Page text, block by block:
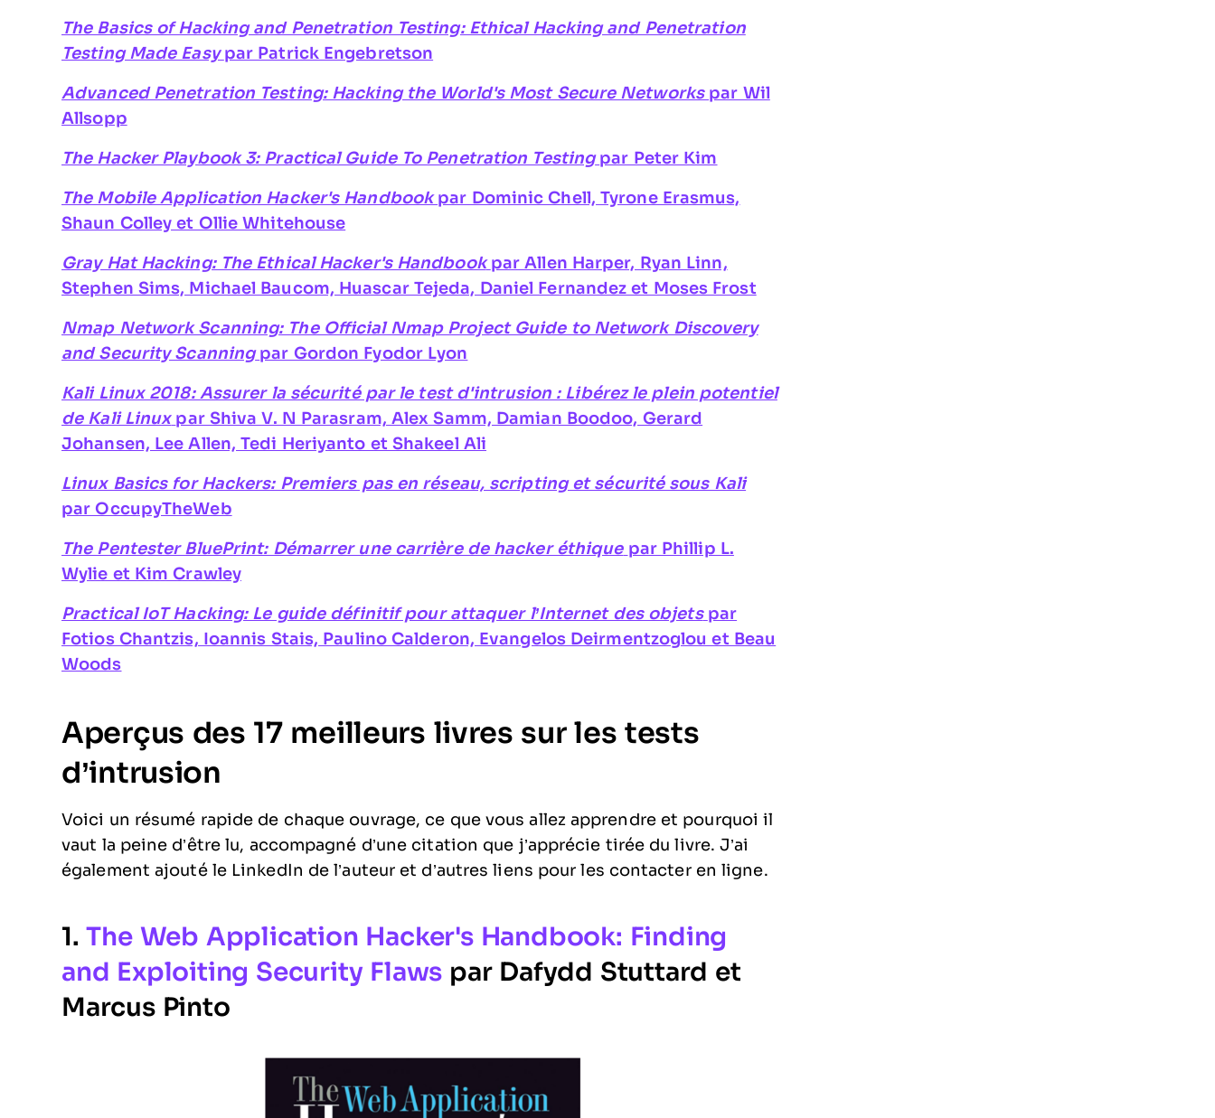
The Basics of Hacking and Penetration Testing: Ethical Hacking and Penetration
Testing Made Easy par Patrick Engebretson
Advanced Penetration Testing: Hacking the World's Most Secure Networks par Wil
Allsopp
The Hacker Playbook 3: Practical Guide To Penetration Testing par Peter Kim
The Mobile Application Hacker's Handbook par Dominic Chell, Tyrone Erasmus,
Shaun Colley et Ollie Whitehouse
Gray Hat Hacking: The Ethical Hacker's Handbook par Allen Harper, Ryan Linn,
Stephen Sims, Michael Baucom, Huascar Tejeda, Daniel Fernandez et Moses Frost
Nmap Network Scanning: The Official Nmap Project Guide to Network Discovery
and Security Scanning par Gordon Fyodor Lyon
Kali Linux 2018: Assurer la sécurité par le test d'intrusion : Libérez le plein potentiel
de Kali Linux par Shiva V. N Parasram, Alex Samm, Damian Boodoo, Gerard
Johansen, Lee Allen, Tedi Heriyanto et Shakeel Ali
Linux Basics for Hackers: Premiers pas en réseau, scripting et sécurité sous Kali
par OccupyTheWeb
The Pentester BluePrint: Démarrer une carrière de hacker éthique par Phillip L.
Wylie et Kim Crawley
Practical IoT Hacking: Le guide définitif pour attaquer l’Internet des objets par
Fotios Chantzis, Ioannis Stais, Paulino Calderon, Evangelos Deirmentzoglou et Beau
Woods
Aperçus des 17 meilleurs livres sur les tests
d’intrusion
Voici un résumé rapide de chaque ouvrage, ce que vous allez apprendre et pourquoi il
vaut la peine d’être lu, accompagné d’une citation que j’apprécie tirée du livre. J’ai
également ajouté le LinkedIn de l’auteur et d’autres liens pour les contacter en ligne.
1.The Web Application Hacker's Handbook: Finding
and Exploiting Security Flaws par Dafydd Stuttard et
Marcus Pinto